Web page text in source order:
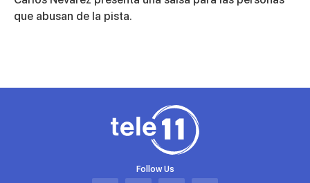
of
56
que abusan de la pista.
Follow Us